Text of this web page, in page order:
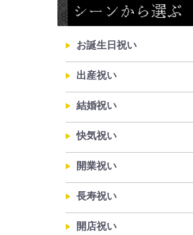
お誕生日祝い
出産祝い
結婚祝い
快気祝い
開業祝い
長寿祝い
開店祝い